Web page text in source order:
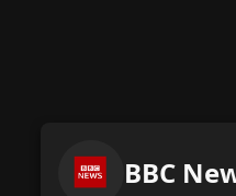
BBC